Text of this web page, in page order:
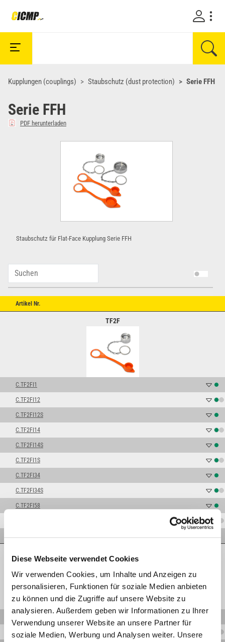
Diese Webseite verwendet Cookies
Wir verwenden Cookies, um Inhalte und Anzeigen zu
personalisieren, Funktionen für soziale Medien anbieten
zu können und die Zugriffe auf unsere Website zu
analysieren. Außerdem geben wir Informationen zu Ihrer
Verwendung unserer Website an unsere Partner für
soziale Medien, Werbung und Analysen weiter. Unsere
Kupplungen (couplings) Staubschutz (dust protection) Serie FFH
Serie FFH
PDF herunterladen
Staubschutz für Flat-Face Kupplung Serie FFH
Artikel Nr.
TF2F
C.TF2FI1
C.TF2FI12
C.TF2FI12S
C.TF2FI14
C.TF2FI14S
C.TF2FI1S
C.TF2FI34
C.TF2FI34S
C.TF2FI58
C.TF2FN38S
C.TM2FI1
C.TM2FI12